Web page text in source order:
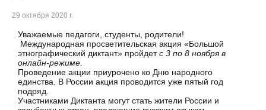
29 октября 2020 г.
Уважаемые педагоги, студенты, родители!
Международная просветительская акция «Большой
этнографический диктант» пройдетс 3 по 8 ноября в
онлайн-режиме.
Проведение акции приурочено ко Дню народного
единства. В России акция проводится уже пятый год
подряд.
Участниками Диктанта могут стать жители России и